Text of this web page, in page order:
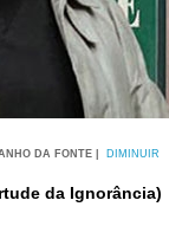
DA FONTE | DIMINUIR
da Ignorância)